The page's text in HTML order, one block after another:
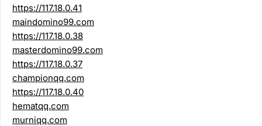
https://117.18.0.41
maindomino99.com
https://117.18.0.38
masterdomino99.com
https://117.18.0.37
championqq.com
https://117.18.0.40
hematqq.com
murniqq.com